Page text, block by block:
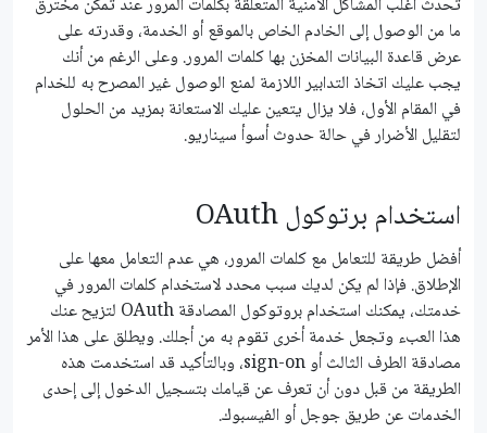
تحدث أغلب المشاكل الأمنية المتعلقة بكلمات المرور عند تمكن مخترق
ما من الوصول إلى الخادم الخاص بالموقع أو الخدمة، وقدرته على
عرض قاعدة البيانات المخزن بها كلمات المرور. وعلى الرغم من أنك
يجب عليك اتخاذ التدابير اللازمة لمنع الوصول غير المصرح به للخدام
في المقام الأول، فلا يزال يتعين عليك الاستعانة بمزيد من الحلول
لتقليل الأضرار في حالة حدوث أسوأ سيناريو.
استخدام برتوكول OAuth
أفضل طريقة للتعامل مع كلمات المرور، هي عدم التعامل معها على
الإطلاق. فإذا لم يكن لديك سبب محدد لاستخدام كلمات المرور في
خدمتك، يمكنك استخدام بروتوكول المصادقة OAuth لتزيح عنك
هذا العبء وتجعل خدمة أخرى تقوم به من أجلك. ويطلق على هذا الأمر
مصادقة الطرف الثالث أو sign-on، وبالتأكيد قد استخدمت هذه
الطريقة من قبل دون أن تعرف عن قيامك بتسجيل الدخول إلى إحدى
الخدمات عن طريق جوجل أو الفيسبوك.